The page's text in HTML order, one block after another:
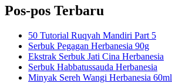
Pos-pos Terbaru
50 Tutorial Ruqyah Mandiri Part 5
Serbuk Pegagan Herbanesia 90g
Ekstrak Serbuk Jati Cina Herbanesia
Serbuk Habbatussauda Herbanesia
Minyak Sereh Wangi Herbanesia 60ml